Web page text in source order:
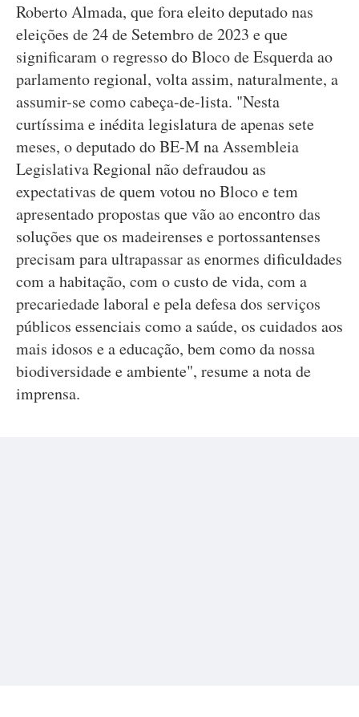
Roberto Almada, que fora eleito deputado nas
eleições de 24 de Setembro de 2023 e que
significaram o regresso do Bloco de Esquerda ao
parlamento regional, volta assim, naturalmente, a
assumir-se como cabeça-de-lista. "Nesta
curtíssima e inédita legislatura de apenas sete
meses, o deputado do BE-M na Assembleia
Legislativa Regional não defraudou as
expectativas de quem votou no Bloco e tem
apresentado propostas que vão ao encontro das
soluções que os madeirenses e portossantenses
precisam para ultrapassar as enormes dificuldades
com a habitação, com o custo de vida, com a
precariedade laboral e pela defesa dos serviços
públicos essenciais como a saúde, os cuidados aos
mais idosos e a educação, bem como da nossa
biodiversidade e ambiente", resume a nota de
imprensa.